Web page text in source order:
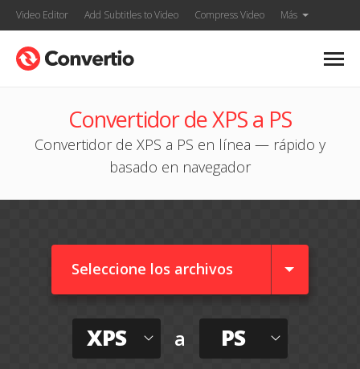
Video Editor Add Subtitles to Video Compress Video Más
Convertidor de XPS a PS
Convertidor de XPS a PS en línea — rápido y
basado en navegador
Seleccione los archivos
XPS a PS